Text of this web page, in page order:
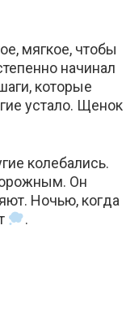
мягкое, чтобы
начинал
которые
устало. Щенок
колебались.
Он
Ночью, когда
.